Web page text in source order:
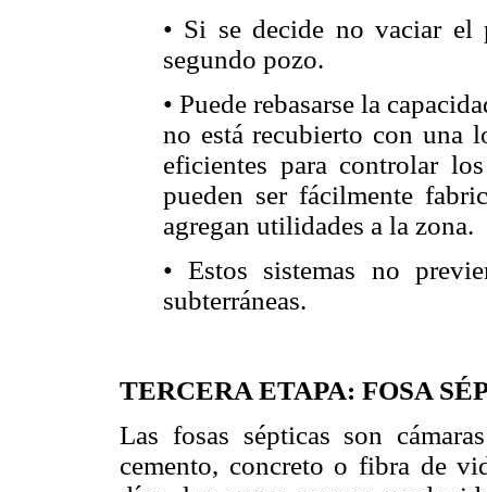
• Si se decide no vaciar el
segundo pozo.
• Puede rebasarse la
no está recubierto con una
eficientes para controlar
pueden ser fácilmente
agregan utilidades a la zona.
• Estos sistemas no
subterráneas.
TERCERA ETAPA: FOSA
Las fosas sépticas son
cemento, concreto o fibra de